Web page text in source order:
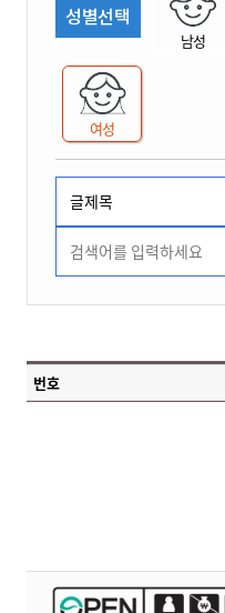
성별선택
남성
여성
번호